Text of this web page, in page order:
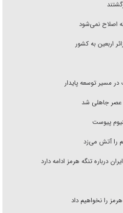
اصلاح نمی‌شود
در مسیر توسعه پایدار
جاهلی شد
پیوست
را آتش می‌زد
درباره تنگه هرمز ادامه دارد
را نخواهیم داد